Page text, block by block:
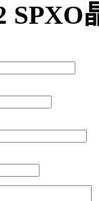
SPXO